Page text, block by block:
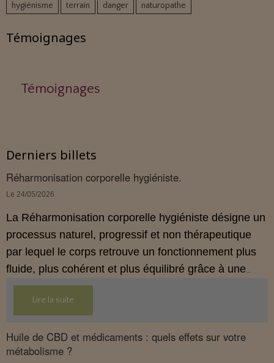
hygiénisme
terrain danger naturopathe
Témoignages
Témoignages
Derniers billets
Réharmonisation corporelle hygiéniste.
Le 24/05/2026
La Réharmonisation corporelle hygiéniste désigne un
processus naturel, progressif et non thérapeutique
par lequel le corps retrouve un fonctionnement plus
fluide, plus cohérent et plus équilibré grâce à une
hygiène de vie adaptée.
Lire la suite
Huile de CBD et médicaments : quels effets sur votre
métabolisme ?